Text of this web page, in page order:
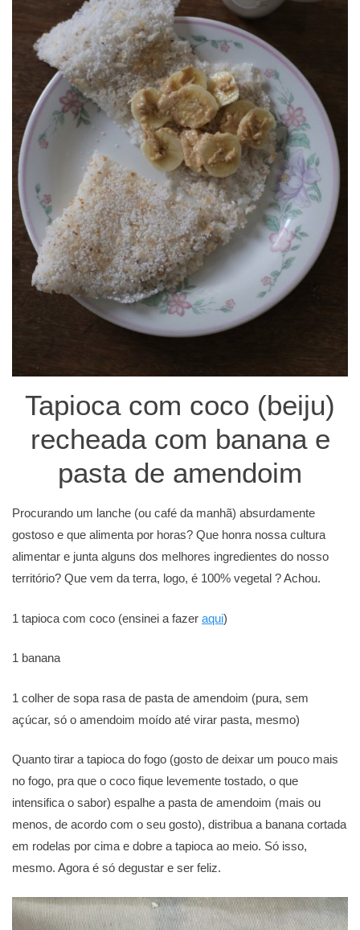
Tapioca com coco (beiju)
recheada com banana e
pasta de amendoim
Procurando um lanche (ou café da manhã) absurdamente
gostoso e que alimenta por horas? Que honra nossa cultura
alimentar e junta alguns dos melhores ingredientes do nosso
território? Que vem da terra, logo, é 100% vegetal ? Achou.
1 tapioca com coco (ensinei a fazer aqui)
1 banana
1 colher de sopa rasa de pasta de amendoim (pura, sem
açúcar, só o amendoim moído até virar pasta, mesmo)
Quanto tirar a tapioca do fogo (gosto de deixar um pouco mais
no fogo, pra que o coco fique levemente tostado, o que
intensifica o sabor) espalhe a pasta de amendoim (mais ou
menos, de acordo com o seu gosto), distribua a banana cortada
em rodelas por cima e dobre a tapioca ao meio. Só isso,
mesmo. Agora é só degustar e ser feliz.